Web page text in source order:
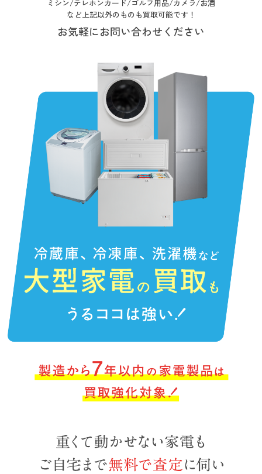
ミシン/テレホンカード/ゴルフ用品/カメラ/お酒
など上記以外のものも買取可能です！
お気軽にお問い合わせください